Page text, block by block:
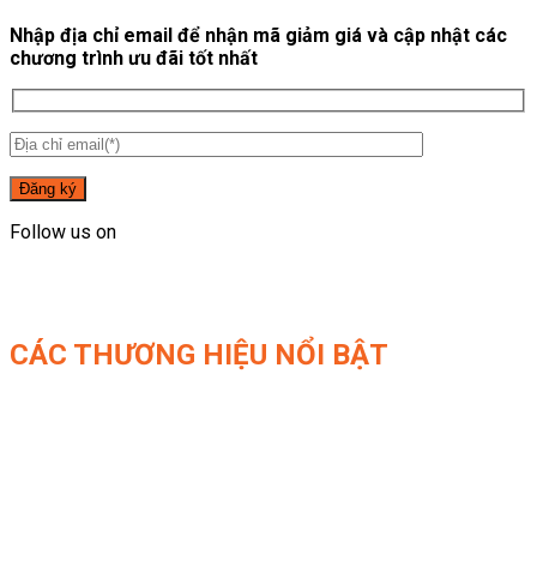
Nhập địa chỉ email để nhận mã giảm giá và cập nhật các
chương trình ưu đãi tốt nhất
Follow us on
CÁC THƯƠNG HIỆU NỔI BẬT